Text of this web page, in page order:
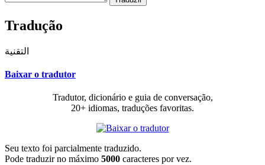
Tradução
التقنية
Baixar o tradutor
Tradutor, dicionário e guia de conversação,
20+ idiomas, traduções favoritas.
Seu texto foi parcialmente traduzido.
Pode traduzir no máximo 5000 caracteres por vez.